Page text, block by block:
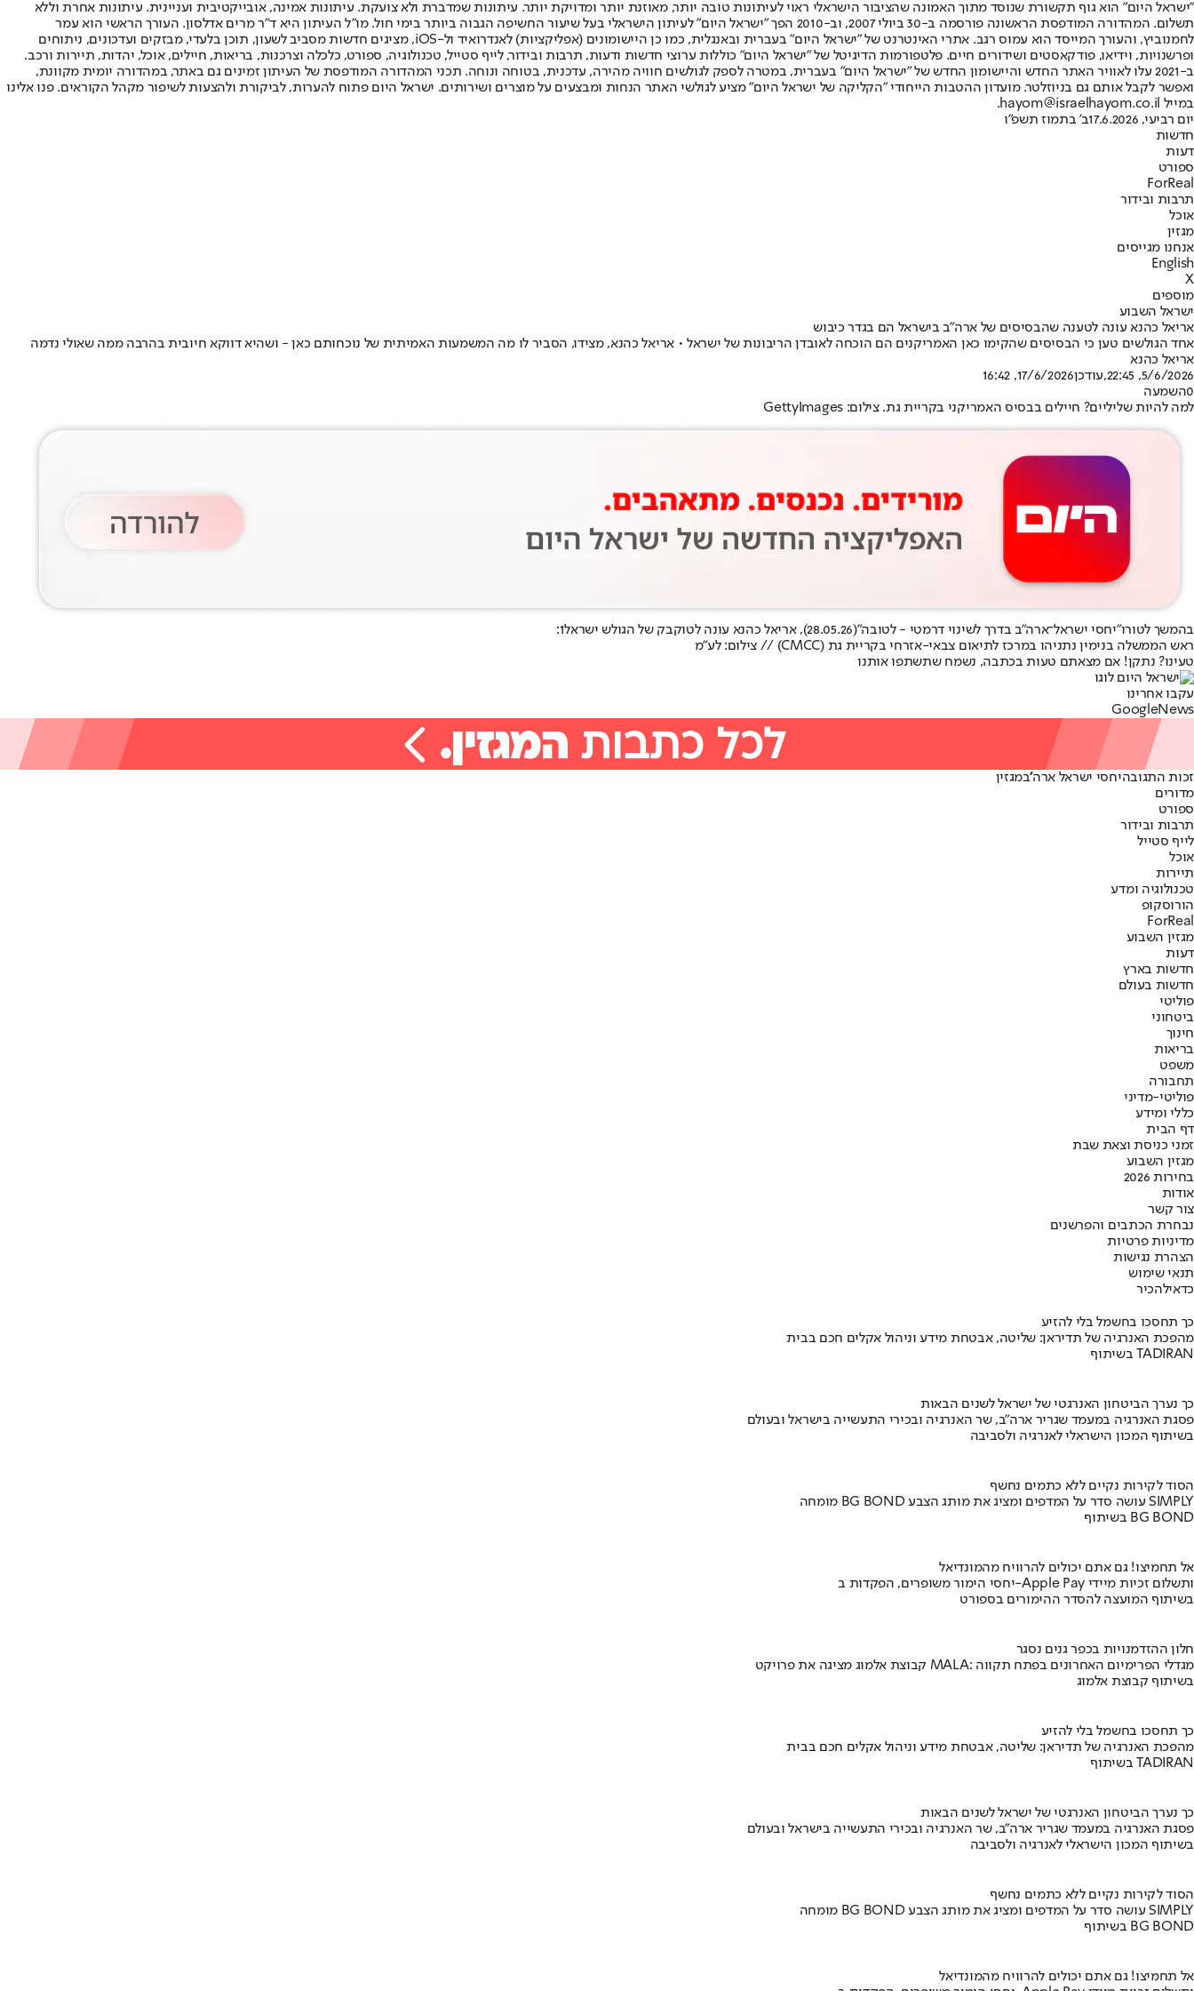
"ישראל היום" הוא גוף תקשורת שנוסד מתוך האמונה שהציבור הישראלי ראוי לעיתונות טובה יותר, מאוזנת יותר ומדויקת יותר. עיתונות שמדברת ולא צועקת. עיתונות אמינה, אובייקטיבית ועניינית. עיתונות אחרת וללא
תשלום. המהדורה המודפסת הראשונה פורסמה ב-30 ביולי 2007, וב-2010 הפך "ישראל היום" לעיתון הישראלי בעל שיעור החשיפה הגבוה ביותר בימי חול. מו"ל העיתון היא ד"ר מרים אדלסון. העורך הראשי הוא עמר
לחמנוביץ, והעורך המייסד הוא עמוס רגב. אתרי האינטרנט של "ישראל היום" בעברית ובאנגלית, כמו כן היישומונים (אפליקציות) לאנדרואיד ול-iOS, מציגים חדשות מסביב לשעון, תוכן בלעדי, מבזקים ועדכונים, ניתוחים
ופרשנויות, וידיאו, פודקאסטים ושידורים חיים. פלטפורמות הדיגיטל של "ישראל היום" כוללות ערוצי חדשות ודעות, תרבות ובידור, לייף סטייל, טכנולוגיה, ספורט, כלכלה וצרכנות, בריאות, חיילים, אוכל, יהדות, תיירות ורכב.
ב-2021 עלו לאוויר האתר החדש והיישומון החדש של "ישראל היום" בעברית, במטרה לספק לגולשים חוויה מהירה, עדכנית, בטוחה ונוחה. תכני המהדורה המודפסת של העיתון זמינים גם באתר, במהדורה יומית מקוונת,
ואפשר לקבל אותם גם בניוזלטר. מועדון ההטבות הייחודי "הקליקה של ישראל היום" מציע לגולשי האתר הנחות ומבצעים על מוצרים ושירותים. ישראל היום פתוח להערות, לביקורת ולהצעות לשיפור מקהל הקוראים. פנו אלינו
במייל hayom@israelhayom.co.il.
יום רביעי, 17.6.2026
ב' בתמוז תשפ"ו
חדשות
דעות
ספורט
ForReal
תרבות ובידור
אוכל
מגזין
אנחנו מגייסים
English
X
מוספים
ישראל השבוע
אריאל כהנא עונה לטענה שהבסיסים של ארה"ב בישראל הם בגדר כיבוש
אחד הגולשים טען כי הבסיסים שהקימו כאן האמריקנים הם הוכחה לאובדן הריבונות של ישראל • אריאל כהנא, מצידו, הסביר לו מה המשמעות האמיתית של נוכחותם כאן - ושהיא דווקא חיובית בהרבה ממה שאולי נדמה
אריאל כהנא
5/6/2026, 22:45
,עודכן17/6/2026, 16:42
0השמעה
למה להיות שליליים? חיילים בבסיס האמריקני בקריית גת. צילום: GettyImages
בהמשך לטורו"יחסי ישראל־ארה"ב בדרך לשינוי דרמטי - לטובה"(28.05.26), אריאל כהנא עונה לטוקבק של הגולש ישראל1:
ראש הממשלה בנימין נתניהו במרכז לתיאום צבאי-אזרחי בקריית גת (CMCC) // צילום: לע"מ
טעינו? נתקן! אם מצאתם טעות בכתבה, נשמח שתשתפו אותנו
עקבו אחרינו
Googl eNews
זכות התגובהיחסי ישראל ארה''במגזין
מדורים
ספורט
תרבות ובידור
לייף סטייל
אוכל
תיירות
טכנולוגיה ומדע
הורוסקופ
ForReal
מגזין השבוע
דעות
חדשות בארץ
חדשות בעולם
פוליטי
ביטחוני
חינוך
בריאות
משפט
תחבורה
פוליטי-מדיני
כללי ומידע
דף הבית
זמני כניסת וצאת שבת
מגזין השבוע
בחירות 2026
אודות
צור קשר
נבחרת הכתבים והפרשנים
מדיניות פרטיות
הצהרת נגישות
תנאי שימוש
כדאילהכיר
כך תחסכו בחשמל בלי להזיע
מהפכת האנרגיה של תדיראן: שליטה, אבטחת מידע וניהול אקלים חכם בבית
בשיתוף TADIRAN
כך נערך הביטחון האנרגטי של ישראל לשנים הבאות
פסגת האנרגיה במעמד שגריר ארה"ב, שר האנרגיה ובכירי התעשייה בישראל ובעולם
בשיתוף המכון הישראלי לאנרגיה ולסביבה
הסוד לקירות נקיים ללא כתמים נחשף
מומחה BG BOND עושה סדר על המדפים ומציג את מותג הצבע SIMPLY
בשיתוף BG BOND
אל תחמיצו! גם אתם יכולים להרוויח מהמונדיאל
יחסי הימור משופרים, הפקדות ב-Apple Pay ותשלום זכיות מיידי
בשיתוף המועצה להסדר ההימורים בספורט
חלון ההזדמנויות בכפר גנים נסגר
קבוצת אלמוג מציגה את פרויקט MALA: מגדלי הפרימיום האחרונים בפתח תקווה
בשיתוף קבוצת אלמוג
כך תחסכו בחשמל בלי להזיע
מהפכת האנרגיה של תדיראן: שליטה, אבטחת מידע וניהול אקלים חכם בבית
בשיתוף TADIRAN
כך נערך הביטחון האנרגטי של ישראל לשנים הבאות
פסגת האנרגיה במעמד שגריר ארה"ב, שר האנרגיה ובכירי התעשייה בישראל ובעולם
בשיתוף המכון הישראלי לאנרגיה ולסביבה
הסוד לקירות נקיים ללא כתמים נחשף
מומחה BG BOND עושה סדר על המדפים ומציג את מותג הצבע SIMPLY
בשיתוף BG BOND
אל תחמיצו! גם אתם יכולים להרוויח מהמונדיאל